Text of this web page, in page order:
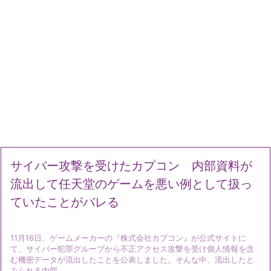
サイバー攻撃を受けたカプコン 内部資料が
流出して任天堂のゲームを悪い例として扱っ
ていたことがバレる
11月16日、ゲームメーカーの『株式会社カプコン』が公式サイトに
て、サイバー犯罪グループから不正アクセス攻撃を受け個人情報を含
む機密データが流出したことを公表しました。そんな中、流出したと